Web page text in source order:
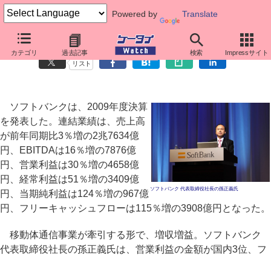
Powered by Translate
カテゴリ 過去記事 検索 Impressサイト
ソフトバンク2009年度決算、過去最高益で設備投資を増額へ
リスト
ソフトバンク 代表取締役社長の孫正義氏
ソフトバンクは、2009年度決算
を発表した。連結業績は、売上高
が前年同期比3％増の2兆7634億
円、EBITDAは16％増の7876億
円、営業利益は30％増の4658億
円、経常利益は51％増の3409億
円、当期純利益は124％増の967億
円、フリーキャッシュフローは115％増の3908億円となった。
移動体通信事業が牽引する形で、増収増益。ソフトバンク
代表取締役社長の孫正義氏は、営業利益の金額が国内3位、フ